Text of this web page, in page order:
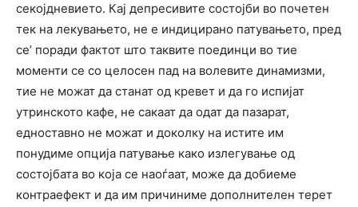
секојдневието. Кај депресивите состојби во почетен
тек на лекувањето, не е индицирано патувањето, пред
се’ поради фактот што таквите поединци во тие
моменти се со целосен пад на волевите динамизми,
тие не можат да станат од кревет и да го испијат
утринското кафе, не сакаат да одат да пазарат,
едноставно не можат и доколку на истите им
понудиме опција патување како излегување од
состојбата во која се наоѓаат, може да добиеме
контраефект и да им причиниме дополнителен терет